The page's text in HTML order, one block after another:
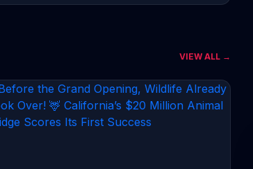
CONTINUE READING →
VIEW ALL →